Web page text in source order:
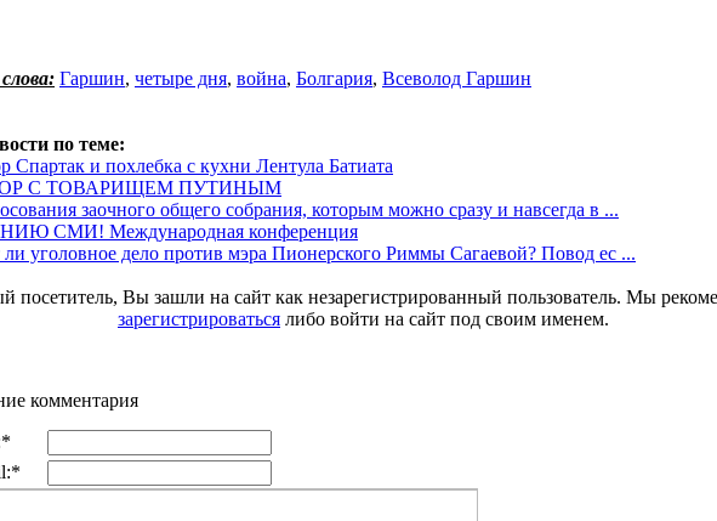
Гаршин, четыре дня, война, Болгария, Всеволод Гаршин
по теме:
Спартак и похлебка с кухни Лентула Батиата
С ТОВАРИЩЕМ ПУТИНЫМ
заочного общего собрания, которым можно сразу и навсегда в ...
СМИ! Международная конференция
ли уголовное дело против мэра Пионерского Риммы Сагаевой? Повод ес ...
посетитель, Вы зашли на сайт как незарегистрированный пользователь. Мы
зарегистрироваться либо войти на сайт под своим именем.
комментария